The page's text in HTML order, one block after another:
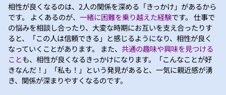
相性が良くなるのは、2人の関係を深める「きっかけ」があるから
です。 よくあるのが、 一緒に困難を乗り越えた経験です。 仕事で
の悩みを相談し合ったり、大変な時期にお互いを支え合ったりす
ると、「この人は信頼できる」と感じるようになり、相性が良く
なっていくことがあります。 また、 共通の趣味や興味を見つける
ことも、相性が良くなるきっかけになります。「こんなことが好
きなんだ！」「私も！」という発見があると、一気に親近感が湧
き、関係が深まりやすくなるのです。